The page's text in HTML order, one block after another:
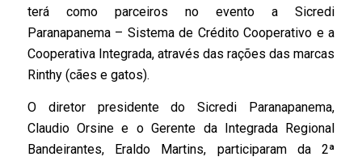
terá como parceiros no evento a Sicredi
Paranapanema – Sistema de Crédito Cooperativo e a
Cooperativa Integrada, através das rações das marcas
Rinthy (cães e gatos).
O diretor presidente do Sicredi Paranapanema,
Claudio Orsine e o Gerente da Integrada Regional
Bandeirantes, Eraldo Martins, participaram da 2ª